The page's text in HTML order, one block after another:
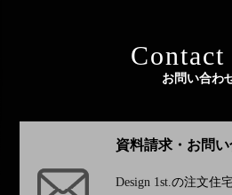
Contact
お問い合わ
資料請求・お問
Design 1st.の注文住